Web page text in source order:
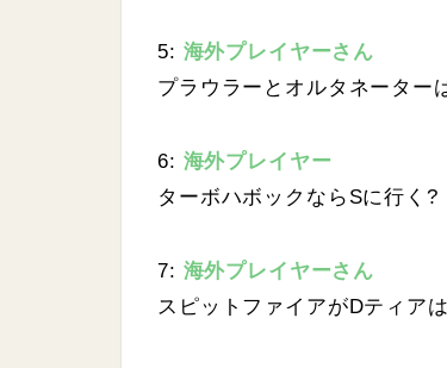
5: 海外プレイヤーさん
プラウラーとオルタネーター
6: 海外プレイヤー
ターボハボックならSに行く?
7: 海外プレイヤーさん
スピットファイアがDティア